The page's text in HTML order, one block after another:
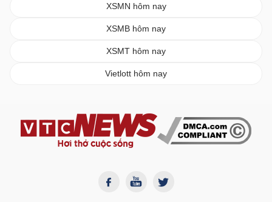
XSMN hôm nay
XSMB hôm nay
XSMT hôm nay
Vietlott hôm nay